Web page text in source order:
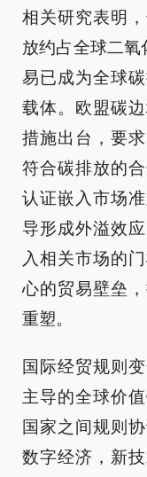
相关研究表明
放约占全球二氧
易已成为全球
载体。欧盟碳
措施出台，要
符合碳排放的
认证嵌入市场
导形成外溢效
入相关市场的
心的贸易壁垒
重塑。
国际经贸规则
主导的全球价
国家之间规则
数字经济，新